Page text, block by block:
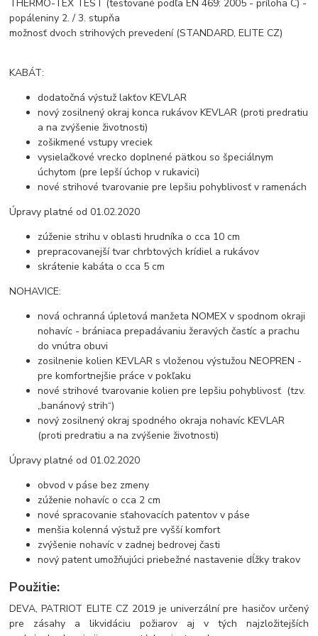
THERMO-TEX TEST (testované podľa EN 469: 2005 - príloha C) -
popáleniny 2. / 3. stupňa
možnosť dvoch strihových prevedení (STANDARD, ELITE CZ)
KABÁT:
dodatočná výstuž lakťov KEVLAR
nový zosilnený okraj konca rukávov KEVLAR (proti predratiu
a na zvýšenie životnosti)
zošikmené vstupy vreciek
vysielačkové vrecko doplnené pätkou so špeciálnym
úchytom (pre lepší úchop v rukavici)
nové strihové tvarovanie pre lepšiu pohyblivosť v ramenách
Úpravy platné od 01.02.2020
zúženie strihu v oblasti hrudníka o cca 10 cm
prepracovanejší tvar chrbtových krídiel a rukávov
skrátenie kabáta o cca 5 cm
NOHAVICE:
nová ochranná úpletová manžeta NOMEX v spodnom okraji
nohavíc - brániaca prepadávaniu žeravých častíc a prachu
do vnútra obuvi
zosilnenie kolien KEVLAR s vloženou výstužou NEOPREN -
pre komfortnejšie práce v pokľaku
nové strihové tvarovanie kolien pre lepšiu pohyblivosť (tzv.
„banánový strih“)
nový zosilnený okraj spodného okraja nohavíc KEVLAR
(proti predratiu a na zvýšenie životnosti)
Úpravy platné od 01.02.2020
obvod v páse bez zmeny
zúženie nohavíc o cca 2 cm
nové spracovanie sťahovacích patentov v páse
menšia kolenná výstuž pre vyšší komfort
zvýšenie nohavíc v zadnej bedrovej časti
nový patent umožňujúci priebežné nastavenie dĺžky trakov
Použitie:
DEVA, PATRIOT ELITE CZ 2019 je univerzální pre hasičov určený
pre zásahy a likvidáciu požiarov aj v tých najzložitejších